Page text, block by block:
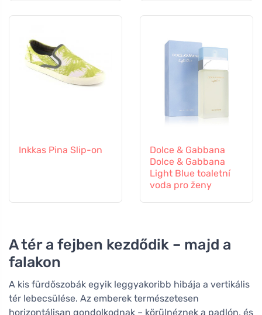
Inkkas Pina Slip-on
Dolce & Gabbana
Dolce & Gabbana
Light Blue toaletní
voda pro ženy
A tér a fejben kezdődik – majd a
falakon
A kis fürdőszobák egyik leggyakoribb hibája a vertikális
tér lebecsülése. Az emberek természetesen
horizontálisan gondolkodnak – körülnéznek a padlón, és